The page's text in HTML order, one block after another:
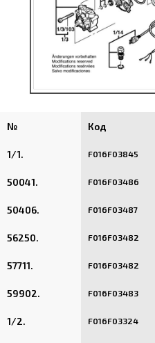
№ Код
1/1. F016F03845
50041. F016F03486
50406. F016F03487
56250. F016F03482
57711. F016F03482
59902. F016F03483
1/2. F016F03324